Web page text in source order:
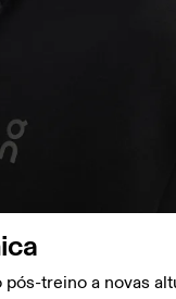
treino a novas